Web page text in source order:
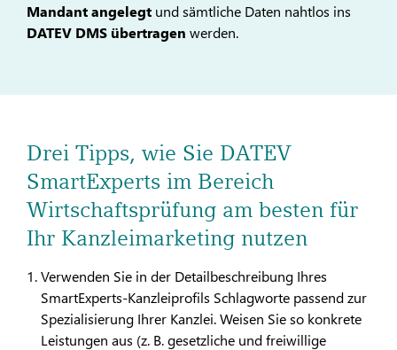
Mandant angelegt und sämtliche Daten nahtlos ins
DATEV DMS übertragen werden.
Drei Tipps, wie Sie DATEV
SmartExperts im Bereich
Wirtschaftsprüfung am besten für
Ihr Kanzleimarketing nutzen
Verwenden Sie in der Detailbeschreibung Ihres
SmartExperts-Kanzleiprofils Schlagworte passend zur
Spezialisierung Ihrer Kanzlei. Weisen Sie so konkrete
Leistungen aus (z. B. gesetzliche und freiwillige